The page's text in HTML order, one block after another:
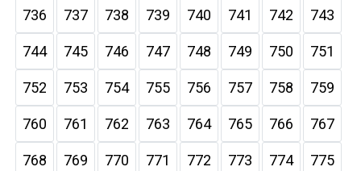
736 737 738 739 740 741 742 743
744 745 746 747 748 749 750 751
752 753 754 755 756 757 758 759
760 761 762 763 764 765 766 767
768 769 770 771 772 773 774 775